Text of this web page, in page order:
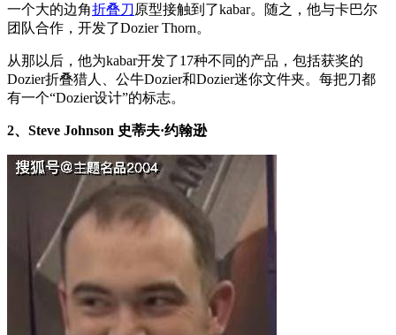
一个大的边角折叠刀 原型接触到了kabar。随之，他与卡巴尔
团队合作，开发了Dozier Thorn。
从那以后，他为kabar开发了17种不同的产品，包括获奖的
Dozier折叠猎人、公牛Dozier和Dozier迷你文件夹。每把刀都
有一个“Dozier设计”的标志。
2、Steve Johnson 史蒂夫·约翰逊